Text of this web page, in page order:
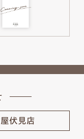
伏見店